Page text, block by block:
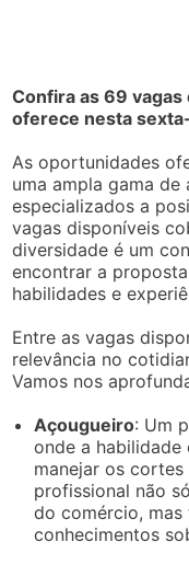
Confira as 69 vagas
oferece nesta
As oportunidades
uma ampla gama
especializados a
vagas disponíveis
diversidade é um
encontrar a
habilidades e
Entre as vagas
relevância no
Vamos nos
Açougueiro: Um
onde a habilidade
manejar os cortes
profissional não
do comércio,
conhecimentos